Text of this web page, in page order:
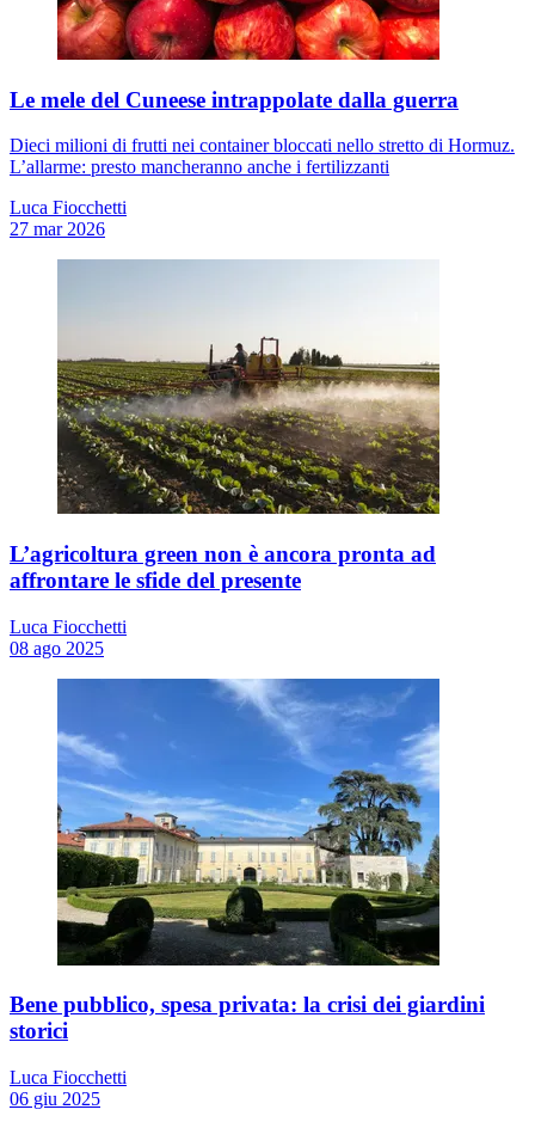
Le mele del Cuneese intrappolate dalla guerra
Dieci milioni di frutti nei container bloccati nello stretto di Hormuz.
L’allarme: presto mancheranno anche i fertilizzanti
Luca Fiocchetti
27 mar 2026
L’agricoltura green non è ancora pronta ad
affrontare le sfide del presente
Luca Fiocchetti
08 ago 2025
Bene pubblico, spesa privata: la crisi dei giardini
storici
Luca Fiocchetti
06 giu 2025